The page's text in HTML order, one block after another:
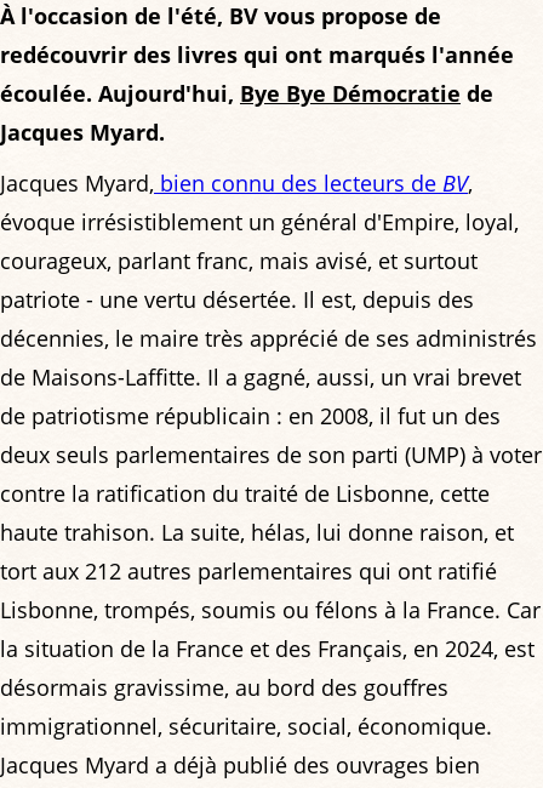
À l'occasion de l'été, BV vous propose de
redécouvrir des livres qui ont marqués l'année
écoulée. Aujourd'hui, Bye Bye Démocratie de
Jacques Myard.
Jacques Myard, bien connu des lecteurs de BV,
évoque irrésistiblement un général d'Empire, loyal,
courageux, parlant franc, mais avisé, et surtout
patriote - une vertu désertée. Il est, depuis des
décennies, le maire très apprécié de ses administrés
de Maisons-Laffitte. Il a gagné, aussi, un vrai brevet
de patriotisme républicain : en 2008, il fut un des
deux seuls parlementaires de son parti (UMP) à voter
contre la ratification du traité de Lisbonne, cette
haute trahison. La suite, hélas, lui donne raison, et
tort aux 212 autres parlementaires qui ont ratifié
Lisbonne, trompés, soumis ou félons à la France. Car
la situation de la France et des Français, en 2024, est
désormais gravissime, au bord des gouffres
immigrationnel, sécuritaire, social, économique.
Jacques Myard a déjà publié des ouvrages bien